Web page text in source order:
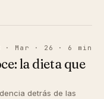
· Mar · 26 · 6 min
la dieta que
detrás de las